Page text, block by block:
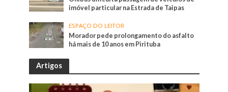
imóvel particular na Estrada de Taipas
ESPAÇO DO LEITOR
Morador pede prolongamento do asfalto
há mais de 10 anos em Pirituba
Artigos